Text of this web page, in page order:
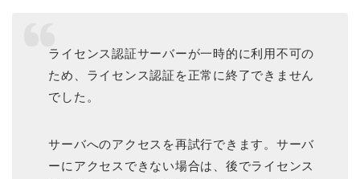
ライセンス認証サーバーが一時的に利用不可の
ため、ライセンス認証を正常に終了できません
でした。
サーバへのアクセスを再試行できます。サーバ
ーにアクセスできない場合は、後でライセンス